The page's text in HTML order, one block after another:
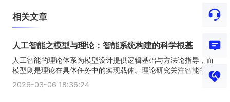
相关文章
人工智能之模型与理论：智能系统构建的科学根基
人工智能的理论体系为模型设计提供逻辑基础与方法论指导，而
模型则是理论在具体任务中的实现载体。理论研究关注智能的...
2026-03-06 18:36:24